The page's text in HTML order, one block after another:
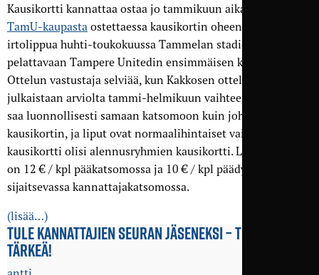
Kausikortti kannattaa ostaa jo tammikuun aikana, sillä
TamU-kaupasta ostettaessa kausikortin oheen saa kaksi
irtolippua huhti-toukokuussa Tammelan stadionilla
pelattavaan Tampere Unitedin ensimmäisen kotiotteluun.
Ottelun vastustaja selviää, kun Kakkosen otteluohjelma
julkaistaan arviolta tammi-helmikuun vaihteessa. Irtoliput
saa luonnollisesti samaan katsomoon kuin johon ostaa
kausikortin, ja liput ovat normaalihintaiset vaikka
kausikortti olisi alennusryhmien kausikortti. Lippujen avo
on 12 € / kpl pääkatsomossa ja 10 € / kpl päädyssä
sijaitsevassa kannattajakatsomossa.
(lisää…)
TULE KANNATTAJIEN SEURAN JÄSENEKSI – TUKESI ON
TÄRKEÄ!